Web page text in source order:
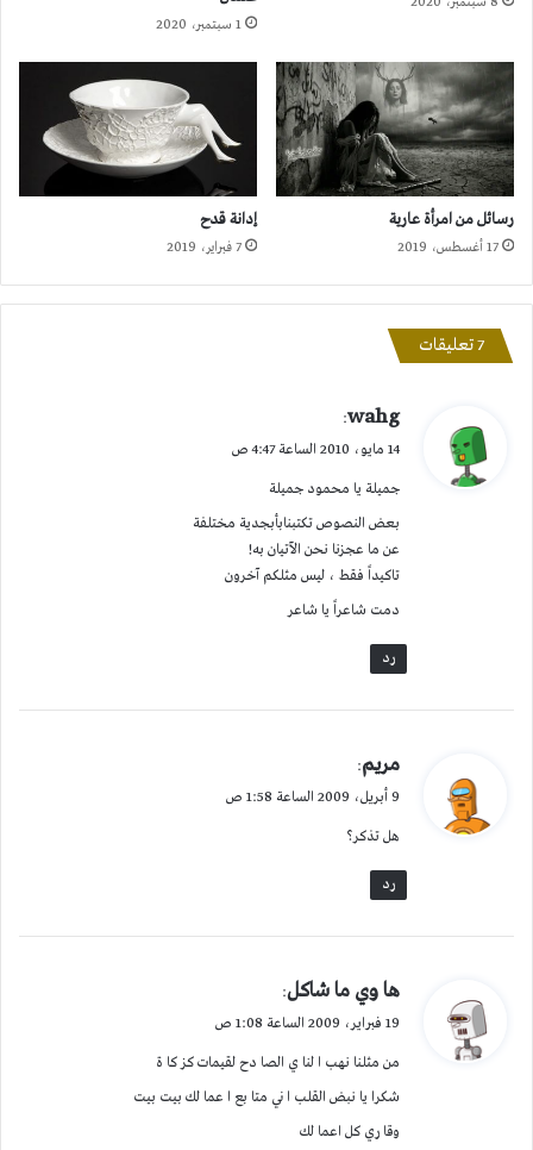
1 سبتمبر، 2020
رسائل من امرأة عارية
17 أغسطس، 2019
إدانة قدح
7 فبراير، 2019
‫7 تعليقات
ي
ل
wahg
:
14 مايو، 2010 الساعة 4:47 ص
جميلة يا محمود جميلة
بعض النصوص تكتبنابأبجدية مختلفة
عن ما عجزنا نحن الآتيان به!
تاكيداً فقط ، ليس مثلكم آخرون
دمت شاعراً يا شاعر
رد
ي
ل
مريم:
9 أبريل، 2009 الساعة 1:58 ص
هل تذكر؟
رد
ي
ل
ها وي ما شاكل:
19 فبراير، 2009 الساعة 1:08 ص
من مثلنا نهب ا لنا ي الصا دح لقيمات كز كا ة
شكرا يا نبض القلب ا ني متا بع ا عما لك بيت بيت
وقا ري كل اعما لك